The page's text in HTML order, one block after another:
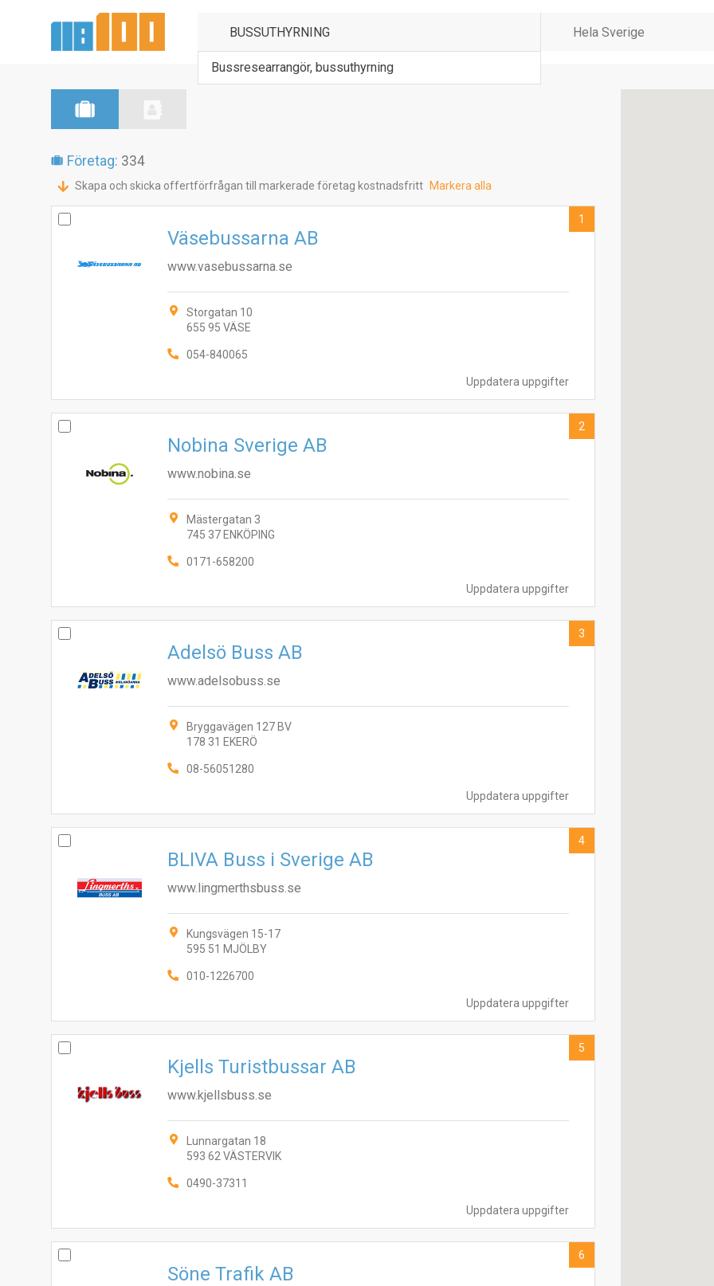
Bussresearrangör, bussuthyrning
Företag: 334
Skapa och skicka offertförfrågan till markerade företag kostnadsfritt Markera alla
Uppdatera uppgifter
Väsebussarna AB
www.vasebussarna.se
Storgatan 10
655 95 VÄSE
054-840065
1
Uppdatera uppgifter
Nobina Sverige AB
www.nobina.se
Mästergatan 3
745 37 ENKÖPING
0171-658200
2
Uppdatera uppgifter
Adelsö Buss AB
www.adelsobuss.se
Bryggavägen 127 BV
178 31 EKERÖ
08-56051280
3
Uppdatera uppgifter
BLIVA Buss i Sverige AB
www.lingmerthsbuss.se
Kungsvägen 15-17
595 51 MJÖLBY
010-1226700
4
Uppdatera uppgifter
Kjells Turistbussar AB
www.kjellsbuss.se
Lunnargatan 18
593 62 VÄSTERVIK
0490-37311
5
Söne Trafik AB
6